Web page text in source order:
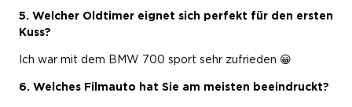
5. Welcher Oldtimer eignet sich perfekt für den ersten
Kuss?
Ich war mit dem BMW 700 sport sehr zufrieden 😀
6. Welches Filmauto hat Sie am meisten beeindruckt?